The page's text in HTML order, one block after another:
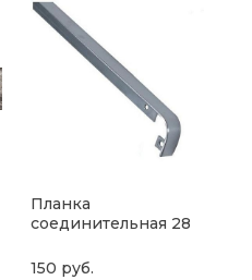
Планка
соединительная 28
150 руб.